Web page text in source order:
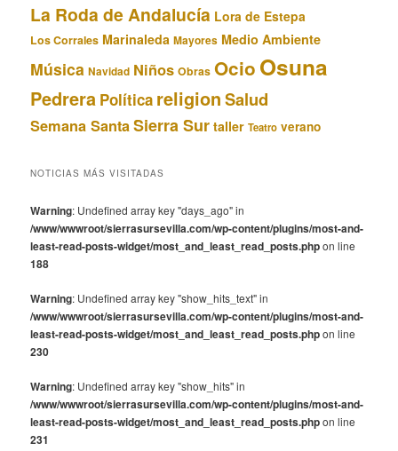
La Roda de Andalucía Lora de Estepa
Los Corrales Marinaleda Mayores Medio Ambiente
Música Navidad Niños Obras Ocio Osuna
Pedrera Política religionSalud
Semana SantaSierra Sur taller Teatro verano
NOTICIAS MÁS VISITADAS
Warning: Undefined array key "days_ago" in
/www/wwwroot/sierrasursevilla.com/wp-content/plugins/most-and-
least-read-posts-widget/most_and_least_read_posts.phpon line
188
Warning: Undefined array key "show_hits_text" in
/www/wwwroot/sierrasursevilla.com/wp-content/plugins/most-and-
least-read-posts-widget/most_and_least_read_posts.phpon line
230
Warning: Undefined array key "show_hits" in
/www/wwwroot/sierrasursevilla.com/wp-content/plugins/most-and-
least-read-posts-widget/most_and_least_read_posts.phpon line
231